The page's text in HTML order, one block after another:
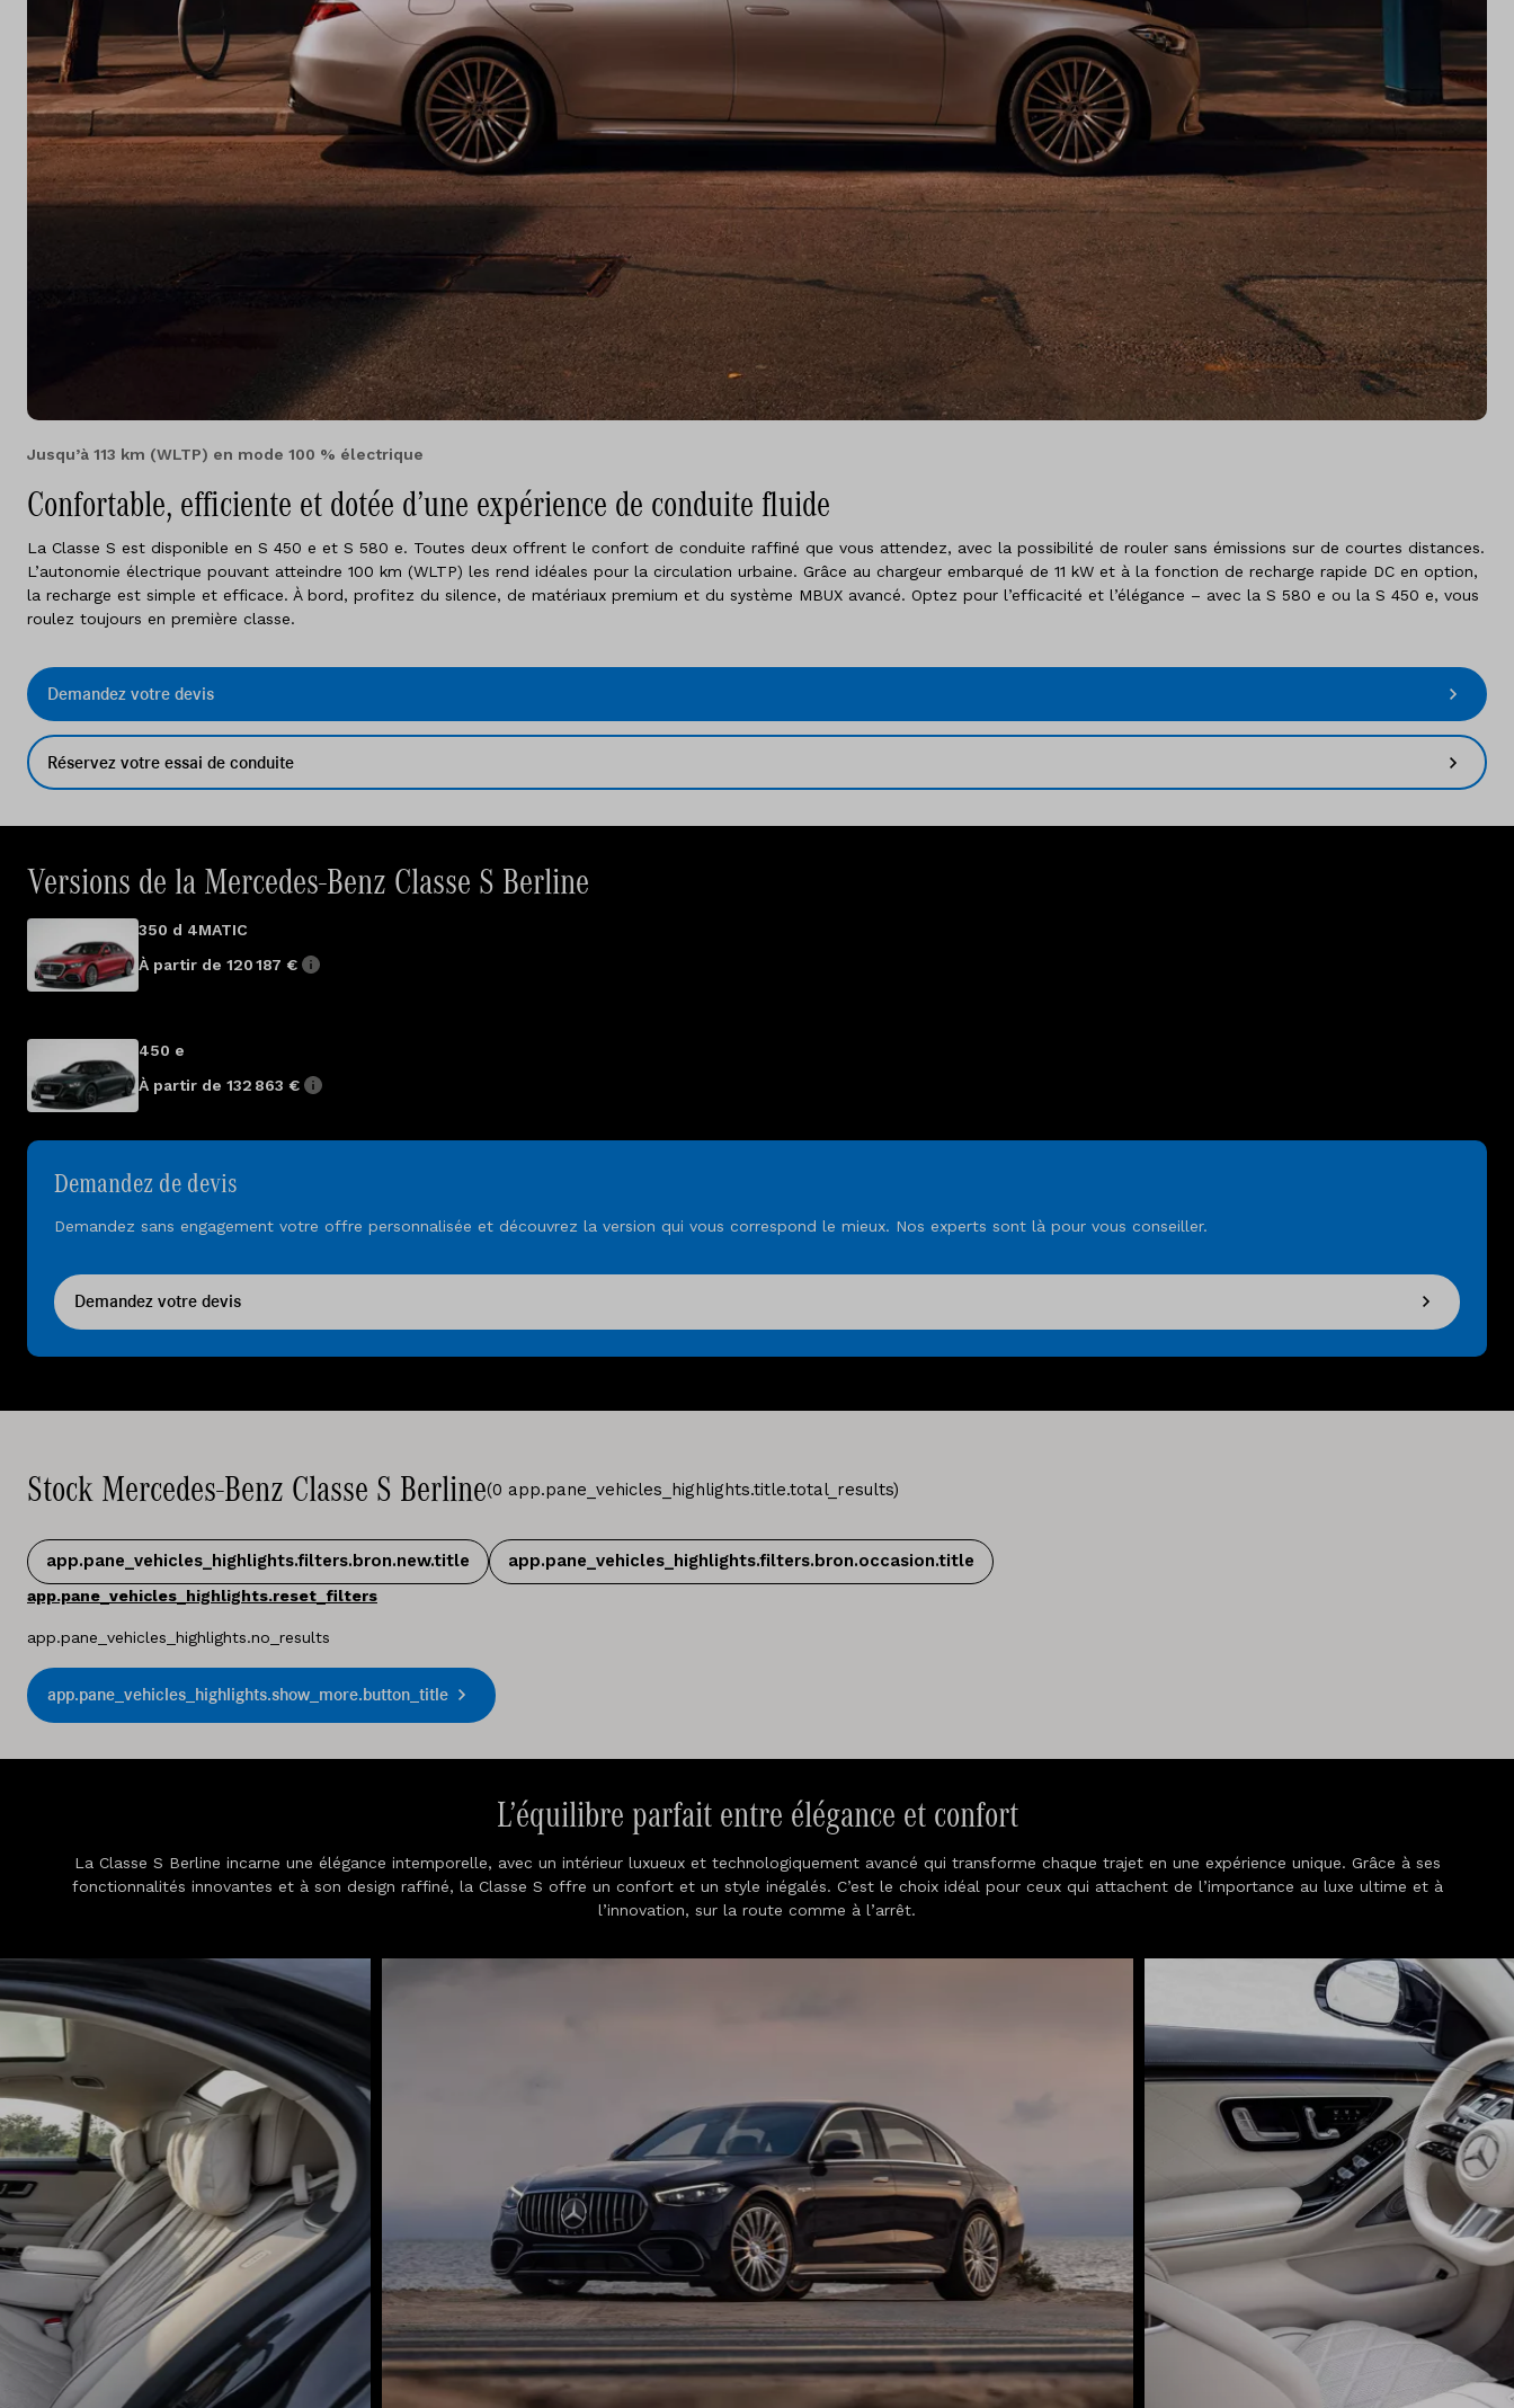
Jusqu’à 113 km (WLTP) en mode 100 % électrique
Confortable, efficiente et dotée d’une expérience de conduite fluide
La Classe S est disponible en S 450 e et S 580 e. Toutes deux offrent le confort de conduite raffiné que vous attendez, avec la possibilité de rouler sans émissions sur de courtes distances.
L’autonomie électrique pouvant atteindre 100 km (WLTP) les rend idéales pour la circulation urbaine. Grâce au chargeur embarqué de 11 kW et à la fonction de recharge rapide DC en option,
la recharge est simple et efficace. À bord, profitez du silence, de matériaux premium et du système MBUX avancé. Optez pour l’efficacité et l’élégance – avec la S 580 e ou la S 450 e, vous
roulez toujours en première classe.
Demandez votre devis
Réservez votre essai de conduite
Versions de la Mercedes-Benz Classe S Berline
350 d 4MATIC
À partir de 120 187 €
450 e
À partir de 132 863 €
Demandez de devis
Demandez sans engagement votre offre personnalisée et découvrez la version qui vous correspond le mieux. Nos experts sont là pour vous conseiller.
Demandez votre devis
Stock Mercedes-Benz Classe S Berline(0 app.pane_vehicles_highlights.title.total_results)
app.pane_vehicles_highlights.filters.bron.new.title app.pane_vehicles_highlights.filters.bron.occasion.title
app.pane_vehicles_highlights.reset_filters
app.pane_vehicles_highlights.no_results
app.pane_vehicles_highlights.show_more.button_title
L’équilibre parfait entre élégance et confort
La Classe S Berline incarne une élégance intemporelle, avec un intérieur luxueux et technologiquement avancé qui transforme chaque trajet en une expérience unique. Grâce à ses
fonctionnalités innovantes et à son design raffiné, la Classe S offre un confort et un style inégalés. C’est le choix idéal pour ceux qui attachent de l’importance au luxe ultime et à
l’innovation, sur la route comme à l’arrêt.